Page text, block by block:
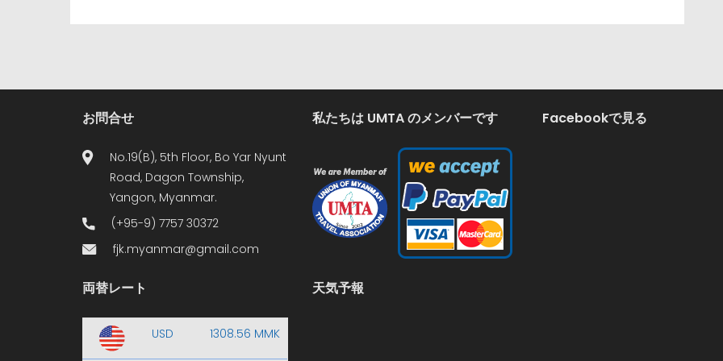
お問合せ
No.19(B), 5th Floor, Bo Yar Nyunt
Road, Dagon Township,
Yangon, Myanmar.
(+95-9) 7757 30372
fjk.myanmar@gmail.com
両替レート
USD 1308.56 MMK
私たちは UMTA のメンバーです
天気予報
Facebookで見る